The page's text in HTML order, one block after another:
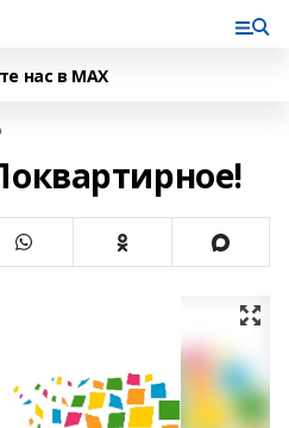
нас в MAX